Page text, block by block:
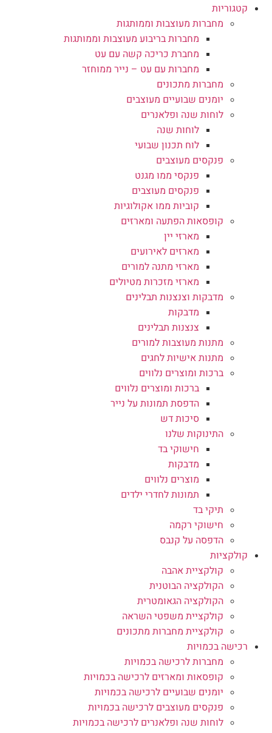
קטגוריות
מחברות מעוצבות וממותגות
מחברות בריבוע מעוצבות וממותגות
מחברת כריכה קשה עם עט
מחברות עם עט – נייר ממוחזר
מחברות מתכונים
יומנים שבועיים מעוצבים
לוחות שנה ופלאנרים
לוחות שנה
לוח תכנון שבועי
פנקסים מעוצבים
פנקסי ממו מגנט
פנקסים מעוצבים
קוביות ממו אקולוגיות
קופסאות הפתעה ומארזים
מארזי יין
מארזים לאירועים
מארזי מתנה למורים
מארזי מזכרות מטיולים
מדבקות וצנצנות תבלינים
מדבקות
צנצנות תבלינים
מתנות מעוצבות למורים
מתנות אישיות לחגים
ברכות ומוצרים נלווים
ברכות ומוצרים נלווים
הדפסת תמונות על נייר
סיכות דש
התינוקות שלנו
חישוקי בד
מדבקות
מוצרים נלווים
תמונות לחדרי ילדים
תיקי בד
חישוקי רקמה
הדפסה על קנבס
קולקציות
קולקציית אהבה
הקולקציה הבוטנית
הקולקציה הגאומטרית
קולקציית משפטי השראה
קולקציית מחברות מתכונים
רכישה בכמויות
מחברות לרכישה בכמויות
קופסאות ומארזים לרכישה בכמויות
יומנים שבועיים לרכישה בכמויות
פנקסים מעוצבים לרכישה בכמויות
לוחות שנה ופלאנרים לרכישה בכמויות